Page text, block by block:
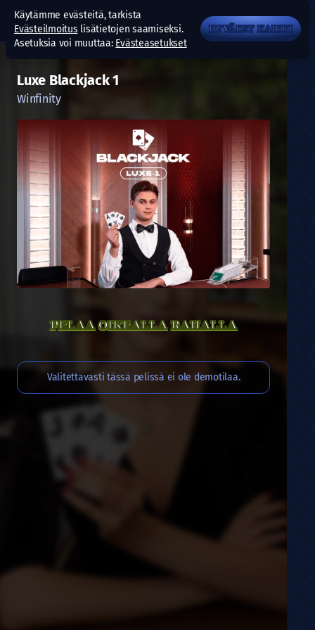
Luxe Blackjack 1
Winfinity
PELAA OIKEALLA RAHALLA
Valitettavasti tässä pelissä ei ole demotilaa.
Käytämme evästeitä, tarkista
Evästeilmoitus lisätietojen saamiseksi.
Asetuksia voi muuttaa: Evästeasetukset
HYVÄKSY KAIKKI